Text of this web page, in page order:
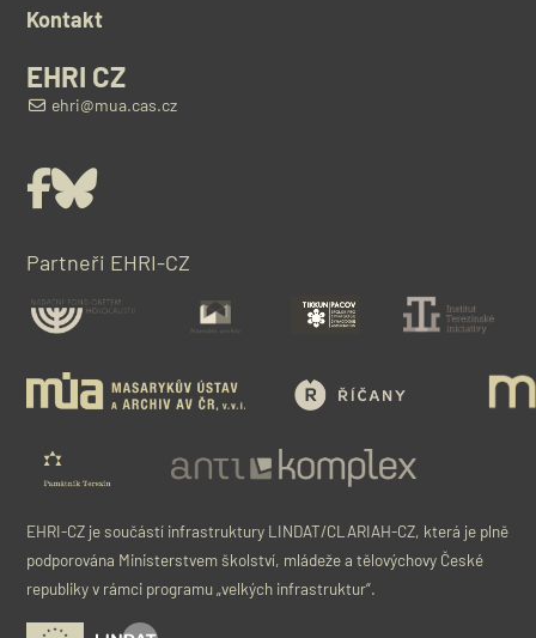
Kontakt
EHRI CZ
ehri@mua.cas.cz
FacebookBluesky
Partneři EHRI-CZ
EHRI-CZ je součástí infrastruktury LINDAT/CLARIAH-CZ, která je plně
podporována Ministerstvem školství, mládeže a tělovýchovy České
republiky v rámci programu „velkých infrastruktur“.